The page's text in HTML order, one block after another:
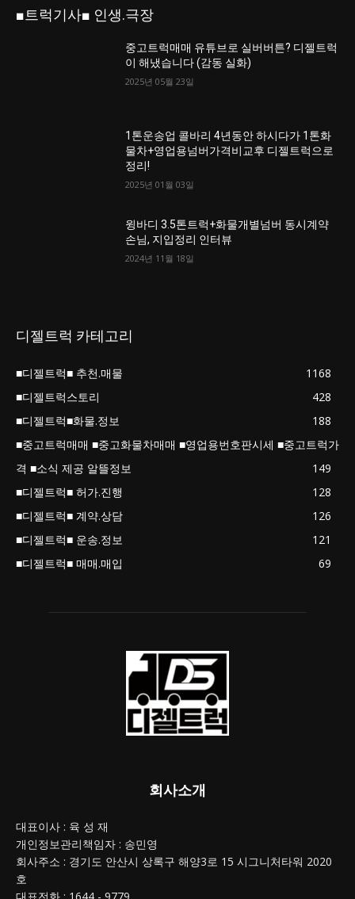
■트럭기사■ 인생.극장
중고트럭매매 유튜브로 실버버튼? 디젤트럭
이 해냈습니다 (감동 실화)
2025년 05월 23일
1톤운송업 콜바리 4년동안 하시다가 1톤화
물차+영업용넘버가격비교후 디젤트럭으로
정리!
2025년 01월 03일
윙바디 3.5톤트럭+화물개별넘버 동시계약
손님, 지입정리 인터뷰
2024년 11월 18일
디젤트럭 카테고리
■디젤트럭■ 추천.매물
1168
■디젤트럭스토리
428
■디젤트럭■화물.정보
188
■중고트럭매매 ■중고화물차매매 ■영업용번호판시세 ■중고트럭가
격 ■소식 제공 알뜰정보
149
■디젤트럭■ 허가.진행
128
■디젤트럭■ 계약.상담
126
■디젤트럭■ 운송.정보
121
■디젤트럭■ 매매.매입
69
회사소개
대표이사 : 육 성 재
개인정보관리책임자 : 송민영
회사주소 : 경기도 안산시 상록구 해양3로 15 시그니처타워 2020
호